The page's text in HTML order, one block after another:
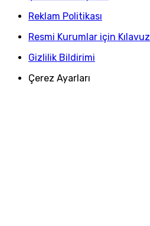
Reklam Politikası
Resmi Kurumlar için Kılavuz
Gizlilik Bildirimi
Çerez Ayarları